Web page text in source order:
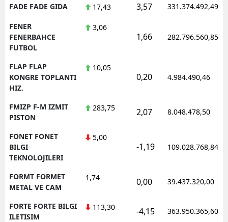
FADE FADE GIDA 17,43 3,57 331.374.492,49
FENER
FENERBAHCE
FUTBOL
3,06
1,66 282.796.560,85
FLAP FLAP
KONGRE TOPLANTI
HIZ.
10,05
0,20 4.984.490,46
FMIZP F-M IZMIT
PISTON
283,75 2,07 8.048.478,50
FONET FONET
BILGI
TEKNOLOJILERI
5,00
-1,19 109.028.768,84
FORMT FORMET
METAL VE CAM
1,74 0,00 39.437.320,00
FORTE FORTE BILGI
ILETISIM
113,30 -4,15 363.950.365,60